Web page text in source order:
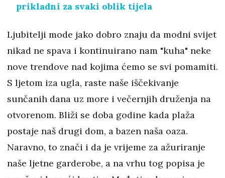
prikladni za svaki oblik tijela
Ljubitelji mode jako dobro znaju da modni svijet
nikad ne spava i kontinuirano nam "kuha" neke
nove trendove nad kojima ćemo se svi pomamiti.
S ljetom iza ugla, raste naše iščekivanje
sunčanih dana uz more i večernjih druženja na
otvorenom. Bliži se doba godine kada plaža
postaje naš drugi dom, a bazen naša oaza.
Naravno, to znači i da je vrijeme za ažuriranje
naše ljetne garderobe, a na vrhu tog popisa je